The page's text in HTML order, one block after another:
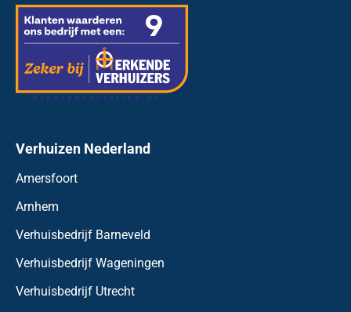
Verhuizen Nederland
Amersfoort
Arnhem
Verhuisbedrijf Barneveld
Verhuisbedrijf Wageningen
Verhuisbedrijf Utrecht